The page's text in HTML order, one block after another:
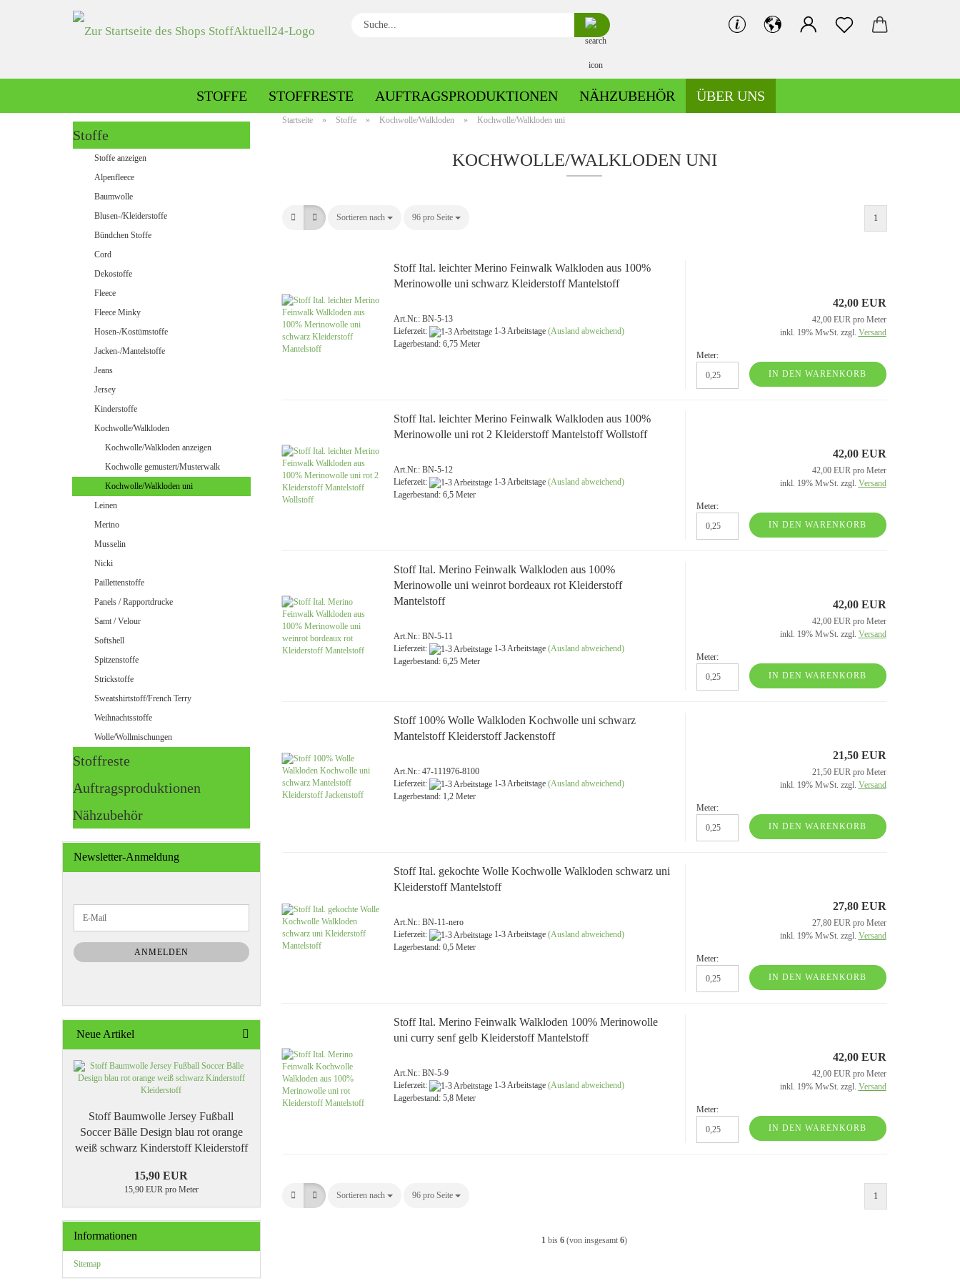
Suche...
STOFFE
Bündchen gemustert
Jersey gemustert
Jersey uni
Leinen uni
Merino Walkloden/Kochwolle
Strickstoffe gemustert
Sweatshirt/French Terry
Sweatshirtstoff/French Terry
STOFFRESTE AUFTRAGSPRODUKTIONEN NÄHZUBEHÖR ÜBER UNS
Startseite » Stoffe » Kochwolle/Walkloden » Kochwolle/Walkloden uni
KOCHWOLLE/WALKLODEN UNI
Sortieren nach
Sortieren nach 96 pro Seite
pro Seite 1
Stoff Ital. leichter Merino Feinwalk Walkloden aus 100%
Merinowolle uni schwarz Kleiderstoff Mantelstoff
Art.Nr.: BN-5-13
Lieferzeit:
1-3 Arbeitstage (Ausland abweichend)
Lagerbestand: 6,75 Meter
42,00 EUR
42,00 EUR pro Meter
inkl. 19% MwSt. zzgl. Versand
Meter:
IN DEN WARENKORB
Stoff Ital. leichter Merino Feinwalk Walkloden aus 100%
Merinowolle uni rot 2 Kleiderstoff Mantelstoff Wollstoff
Art.Nr.: BN-5-12
Lieferzeit:
1-3 Arbeitstage (Ausland abweichend)
Lagerbestand: 6,5 Meter
42,00 EUR
42,00 EUR pro Meter
inkl. 19% MwSt. zzgl. Versand
Meter:
IN DEN WARENKORB
Stoff Ital. Merino Feinwalk Walkloden aus 100%
Merinowolle uni weinrot bordeaux rot Kleiderstoff
Mantelstoff
Art.Nr.: BN-5-11
Lieferzeit:
1-3 Arbeitstage (Ausland abweichend)
Lagerbestand: 6,25 Meter
42,00 EUR
42,00 EUR pro Meter
inkl. 19% MwSt. zzgl. Versand
Meter:
IN DEN WARENKORB
Stoff 100% Wolle Walkloden Kochwolle uni schwarz
Mantelstoff Kleiderstoff Jackenstoff
Art.Nr.: 47-111976-8100
Lieferzeit:
1-3 Arbeitstage (Ausland abweichend)
Lagerbestand: 1,2 Meter
21,50 EUR
21,50 EUR pro Meter
inkl. 19% MwSt. zzgl. Versand
Meter:
IN DEN WARENKORB
Stoff Ital. gekochte Wolle Kochwolle Walkloden schwarz uni
Kleiderstoff Mantelstoff
Art.Nr.: BN-11-nero
Lieferzeit:
1-3 Arbeitstage (Ausland abweichend)
Lagerbestand: 0,5 Meter
27,80 EUR
27,80 EUR pro Meter
inkl. 19% MwSt. zzgl. Versand
Meter:
IN DEN WARENKORB
Stoff Ital. Merino Feinwalk Walkloden 100% Merinowolle
uni curry senf gelb Kleiderstoff Mantelstoff
Art.Nr.: BN-5-9
Lieferzeit:
1-3 Arbeitstage (Ausland abweichend)
Lagerbestand: 5,8 Meter
42,00 EUR
42,00 EUR pro Meter
inkl. 19% MwSt. zzgl. Versand
Meter:
IN DEN WARENKORB
Sortieren nach
Sortieren nach 96 pro Seite
pro Seite 1
1 bis6 (von insgesamt6)
Stoffe
Stoffe anzeigen
Alpenfleece
Baumwolle
Blusen-/Kleiderstoffe
Bündchen Stoffe
Cord
Dekostoffe
Fleece
Fleece Minky
Hosen-/Kostümstoffe
Jacken-/Mantelstoffe
Jeans
Jersey
Kinderstoffe
Kochwolle/Walkloden
Kochwolle/Walkloden anzeigen
Kochwolle gemustert/Musterwalk
Kochwolle/Walkloden uni
Leinen
Merino
Musselin
Nicki
Paillettenstoffe
Panels / Rapportdrucke
Samt / Velour
Softshell
Spitzenstoffe
Strickstoffe
Sweatshirtstoff/French Terry
Weihnachtsstoffe
Wolle/Wollmischungen
Stoffreste
Auftragsproduktionen
Nähzubehör
Newsletter-Anmeldung
ZUR
NEWSLETTER-
ANMELDUNG
E-
Mail
ANMELDEN
Neue Artikel
Stoff Baumwolle Jersey Fußball
Soccer Bälle Design blau rot orange
weiß schwarz Kinderstoff Kleiderstoff
15,90 EUR
15,90 EUR pro Meter
Informationen
Sitemap